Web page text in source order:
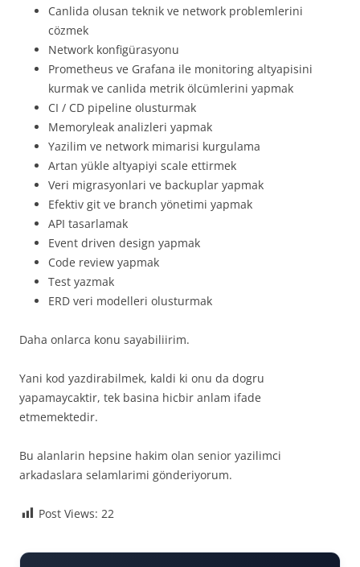
Canlida olusan teknik ve network problemlerini
cözmek
Network konfigürasyonu
Prometheus ve Grafana ile monitoring altyapisini
kurmak ve canlida metrik ölcümlerini yapmak
CI / CD pipeline olusturmak
Memoryleak analizleri yapmak
Yazilim ve network mimarisi kurgulama
Artan yükle altyapiyi scale ettirmek
Veri migrasyonlari ve backuplar yapmak
Efektiv git ve branch yönetimi yapmak
API tasarlamak
Event driven design yapmak
Code review yapmak
Test yazmak
ERD veri modelleri olusturmak
Daha onlarca konu sayabiliirim.
Yani kod yazdirabilmek, kaldi ki onu da dogru
yapamaycaktir, tek basina hicbir anlam ifade
etmemektedir.
Bu alanlarin hepsine hakim olan senior yazilimci
arkadaslara selamlarimi gönderiyorum.
Post Views: 22